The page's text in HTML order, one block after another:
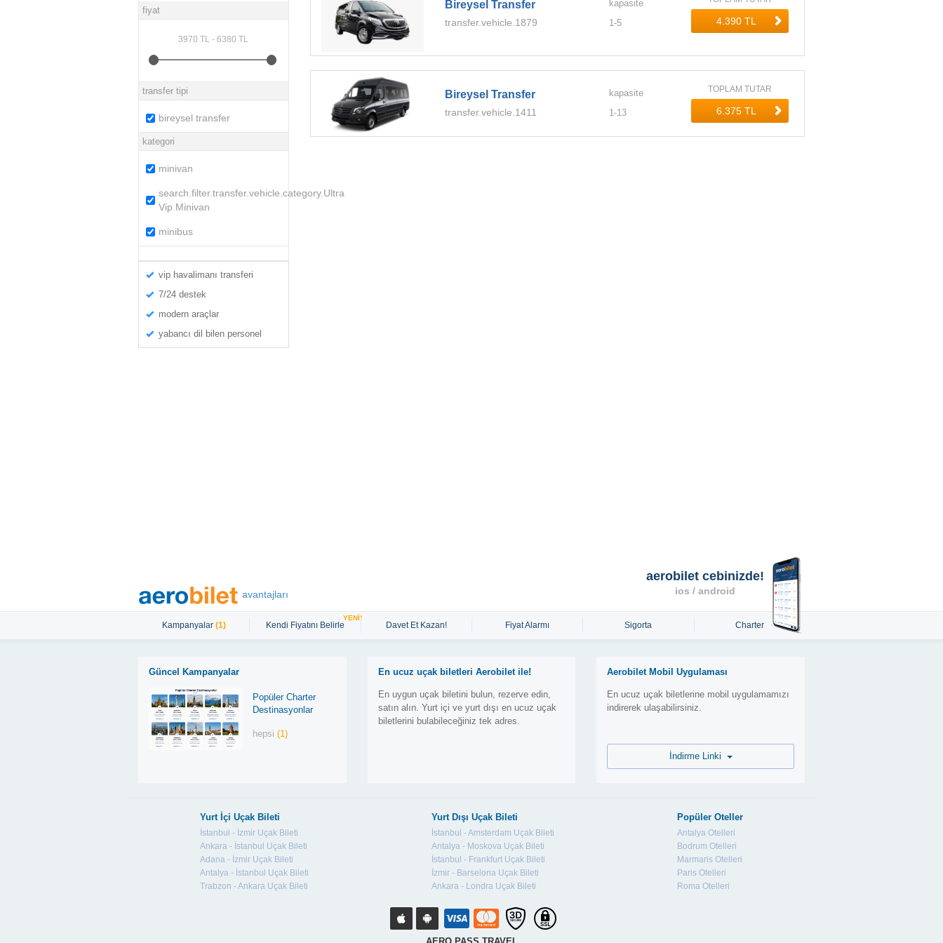
fiyat
transfer tipi
bireysel transfer
kategori
minivan
search.filter.transfer.vehicle.category.Ultra
Vip Minivan
minibus
vip havalimanı transferi
7/24 destek
modern araçlar
yabancı dil bilen personel
Bireysel Transfer
transfer.vehicle.1879
kapasite
1-5
Bireysel Transfer
transfer.vehicle.1411
kapasite
1-13
TOPLAM TUTAR
avantajları
Kampanyalar (1) Kendi Fiyatını Belirle
YENİ!
Davet Et Kazan! Fiyat Alarmı Sigorta Charter
Güncel Kampanyalar
Popüler Charter
Destinasyonlar
hepsi(1)
En ucuz uçak biletleri Aerobilet ile!
En uygun uçak biletini bulun, rezerve edin,
satın alın. Yurt içi ve yurt dışı en ucuz uçak
biletlerini bulabileceğiniz tek adres.
aerobilet cebinizde!
ios / android
Aerobilet Mobil Uygulaması
En ucuz uçak biletlerine mobil uygulamamızı
indirerek ulaşabilirsiniz.
Yurt İçi Uçak Bileti
İstanbul - İzmir Uçak Bileti
Ankara - İstanbul Uçak Bileti
Adana - İzmir Uçak Bileti
Antalya - İstanbul Uçak Bileti
Trabzon - Ankara Uçak Bileti
Yurt Dışı Uçak Bileti
İstanbul - Amsterdam Uçak Bileti
Antalya - Moskova Uçak Bileti
İstanbul - Frankfurt Uçak Bileti
İzmir - Barselona Uçak Bileti
Ankara - Londra Uçak Bileti
Popüler Oteller
Antalya Otelleri
Bodrum Otelleri
Marmaris Otelleri
Paris Otelleri
Roma Otelleri